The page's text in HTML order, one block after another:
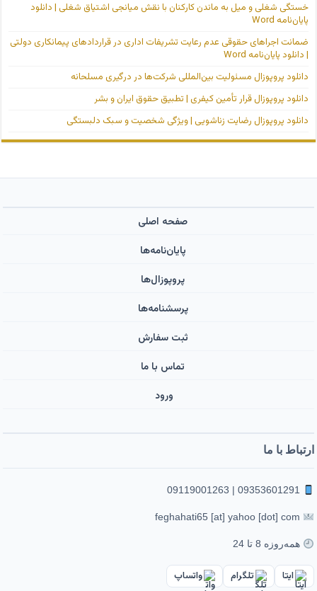
خستگی شغلی و میل به ماندن کارکنان با نقش میانجی اشتیاق شغلی | دانلود
پایان‌نامه Word
ضمانت اجراهای حقوقی عدم رعایت تشریفات اداری در قراردادهای پیمانکاری دولتی
| دانلود پایان‌نامه Word
دانلود پروپوزال مسئولیت بین‌المللی شرکت‌ها در درگیری مسلحانه
دانلود پروپوزال قرار تأمین کیفری | تطبیق حقوق ایران و بشر
دانلود پروپوزال رضایت زناشویی | ویژگی شخصیت و سبک دلبستگی
صفحه اصلی
پایان‌نامه‌ها
پروپوزال‌ها
پرسشنامه‌ها
ثبت سفارش
تماس با ما
ورود ‌
ارتباط با ما
همه‌روزه 8 تا 24
ایتا تلگرام واتساپ